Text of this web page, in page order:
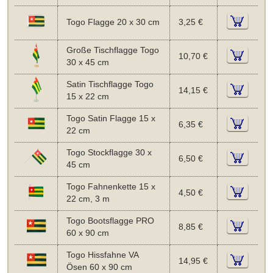
Togo Flagge 20 x 30 cm 3,25 €
Große Tischflagge Togo
30 x 45 cm
10,70 €
Satin Tischflagge Togo
15 x 22 cm
14,15 €
Togo Satin Flagge 15 x
22 cm
6,35 €
Togo Stockflagge 30 x
45 cm
6,50 €
Togo Fahnenkette 15 x
22 cm, 3 m
4,50 €
Togo Bootsflagge PRO
60 x 90 cm
8,85 €
Togo Hissfahne VA
Ösen 60 x 90 cm
14,95 €